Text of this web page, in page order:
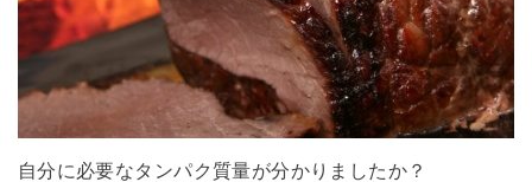
自分に必要なタンパク質量が分かりましたか？